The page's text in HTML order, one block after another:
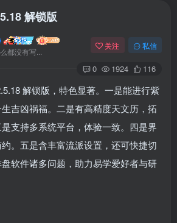
解锁版
都没有写...
关注 私信
0 1924 116
解锁版，特色显著。一是能进行紫
吉凶祸福。二是有高精度天文历，拓
支持多系统平台，体验一致。四是界
。五是含丰富流派设置，还可快捷切
软件诸多问题，助力易学爱好者与研
录
录或注册